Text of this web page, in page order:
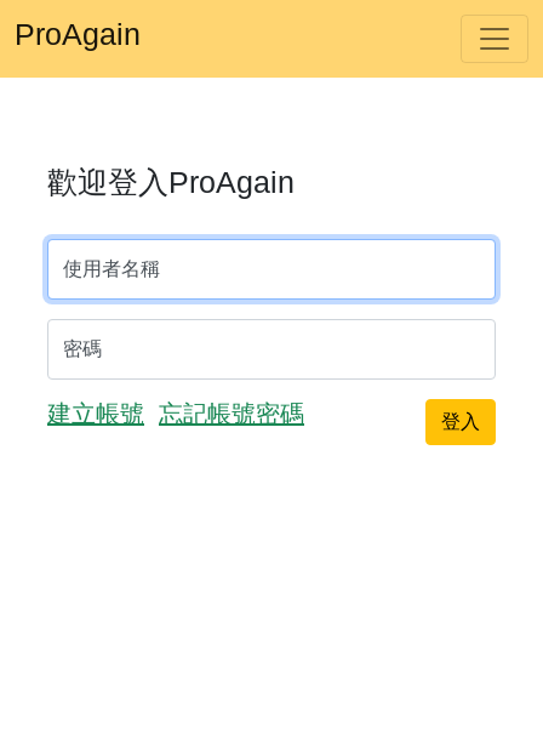
ProAgain
歡迎登入ProAgain
使用者名稱
密碼
建立帳號 忘記帳號密碼